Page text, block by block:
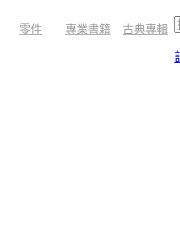
零件 專業書籍 古典專輯